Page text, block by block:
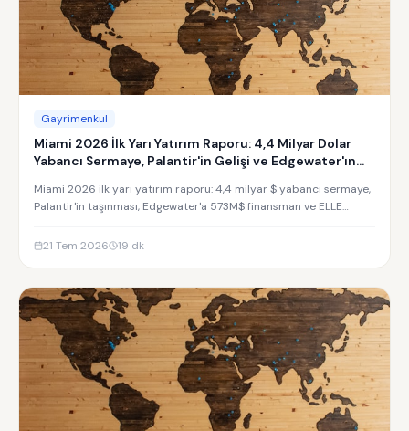
Gayrimenkul
Miami 2026 İlk Yarı Yatırım Raporu: 4,4 Milyar Dolar
Yabancı Sermaye, Palantir'in Gelişi ve Edgewater'ın
Miami 2026 ilk yarı yatırım raporu: 4,4 milyar $ yabancı sermaye,
Palantir'in taşınması, Edgewater'a 573M$ finansman ve ELLE
21 Tem 2026
19 dk